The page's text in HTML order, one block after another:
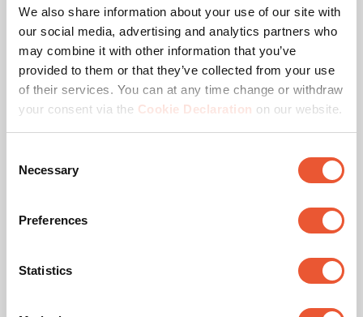
We also share information about your use of our site with
our social media, advertising and analytics partners who
may combine it with other information that you’ve
provided to them or that they’ve collected from your use
of their services. You can at any time change or withdraw
your consent via the Cookie Declaration on our website.
Selection
Necessary
Preferences
Statistics
Maximale Drehung Bis zu 360°
Min. Abstand zur Wand (mm)95
Orientierung
Querformat /